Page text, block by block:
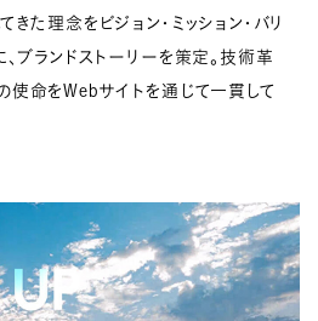
た理念をビジョン・ミッション・バリ
、ブランドストーリーを策定。技術革
命をWebサイトを通じて一貫して